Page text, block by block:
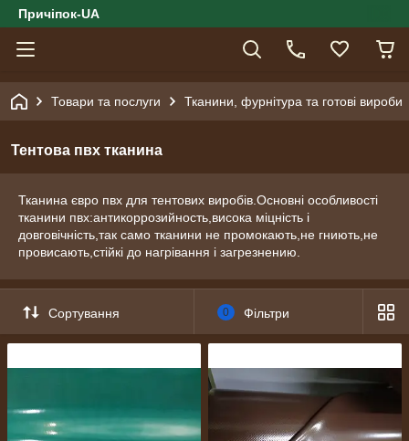
Причіпок-UA
Товари та послуги Тканини, фурнітура та готові вироби
Тентова пвх тканина
Тканина євро пвх для тентових виробів.Основні особливості
тканини пвх:антикоррозийность,висока міцність і
довговічність,так само тканини не промокають,не гниють,не
провисають,стійкі до нагрівання і загрезнению.
Сортування 0 Фільтри